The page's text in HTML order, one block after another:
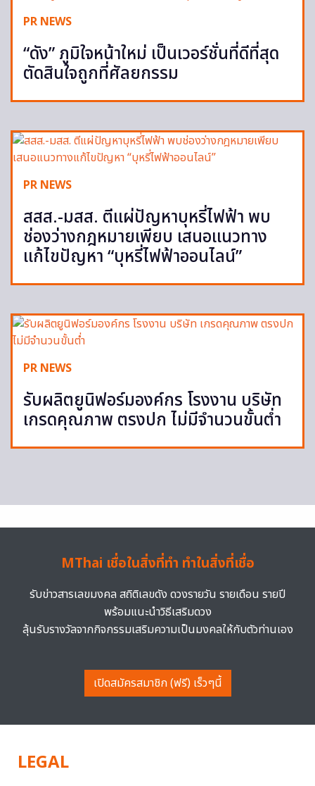
PR NEWS
“ดัง” ภูมิใจหน้าใหม่ เป็นเวอร์ชั่นที่ดีที่สุด
ตัดสินใจถูกที่ศัลยกรรม
PR NEWS
สสส.-มสส. ตีแผ่ปัญหาบุหรี่ไฟฟ้า พบ
ช่องว่างกฎหมายเพียบ เสนอแนวทาง
แก้ไขปัญหา “บุหรี่ไฟฟ้าออนไลน์”
PR NEWS
รับผลิตยูนิฟอร์มองค์กร โรงงาน บริษัท
เกรดคุณภาพ ตรงปก ไม่มีจำนวนขั้นต่ำ
MThai เชื่อในสิ่งที่ทำ ทำในสิ่งที่เชื่อ
รับข่าวสารเลขมงคล สถิติเลขดัง ดวงรายวัน รายเดือน รายปี
พร้อมแนะนำวิธีเสริมดวง
ลุ้นรับรางวัลจากกิจกรรมเสริมความเป็นมงคลให้กับตัวท่านเอง
เปิดสมัครสมาชิก (ฟรี) เร็วๆนี้
LEGAL